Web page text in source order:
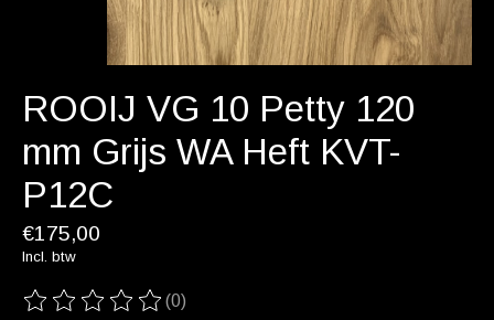
ROOIJ VG 10 Petty 120
mm Grijs WA Heft KVT-
P12C
€175,00
Incl. btw
De beoordeling van dit product is
(0)